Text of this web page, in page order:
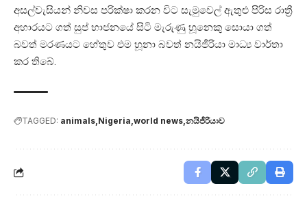
අසල්වැසියන් නිවස පරික්ෂා කරන විට සැමුවෙල් ඇතුළු පිරිස රාත්‍රී
අහාරයට ගත් සුප් භාජනයේ සිටි මැරුණු හූනෙකු සොයා ගත්
බවත් මරණයට හේතුව එම හූනා බවත් නයිජීරියා මාධ්‍ය වාර්තා
කර තිබේ.
TAGGED: animals Nigeria world news නයිජීරියාව